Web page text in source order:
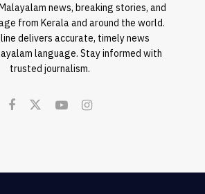
news, breaking stories, and
from Kerala and around the world.
delivers accurate, timely news
language. Stay informed with
trusted journalism.